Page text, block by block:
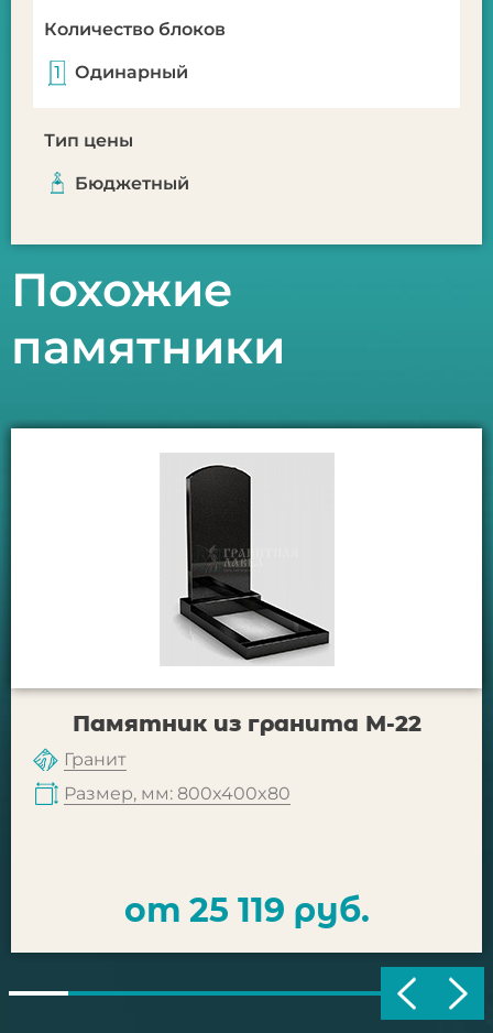
Количество блоков
Одинарный
Тип цены
Бюджетный
Похожие
памятники
Памятник из гранита М-22
Гранит
Размер, мм: 800x400x80
от 25 119 руб.